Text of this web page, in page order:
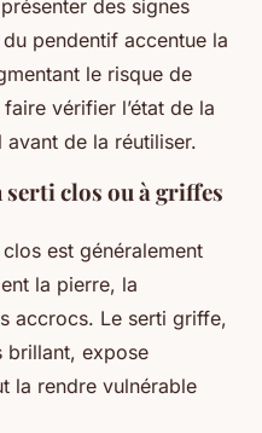
des signes
pendentif accentue la
le risque de
vérifier l’état de la
de la réutiliser.
clos ou à griffes
est généralement
la pierre, la
accrocs. Le serti griffe,
brillant, expose
la rendre vulnérable